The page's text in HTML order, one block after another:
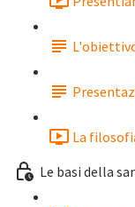
La
Le basi della